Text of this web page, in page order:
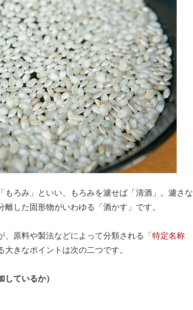
ろみ」といい、もろみを濾せば「清酒」。濾さな
した固形物がいわゆる「酒かす」です。
、原料や製法などによって分類される「特定名称
きなポイントは次の二つです。
ているか）